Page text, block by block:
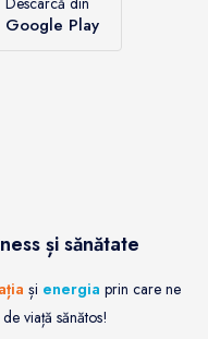
Google Play
și sănătate
și energia prin care ne
viață sănătos!